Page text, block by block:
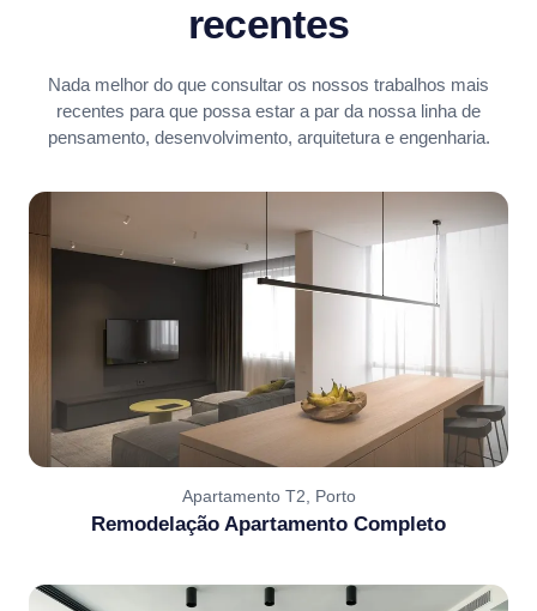
recentes
Nada melhor do que consultar os nossos trabalhos mais
recentes para que possa estar a par da nossa linha de
pensamento, desenvolvimento, arquitetura e engenharia.
Apartamento T2, Porto
Remodelação Apartamento Completo